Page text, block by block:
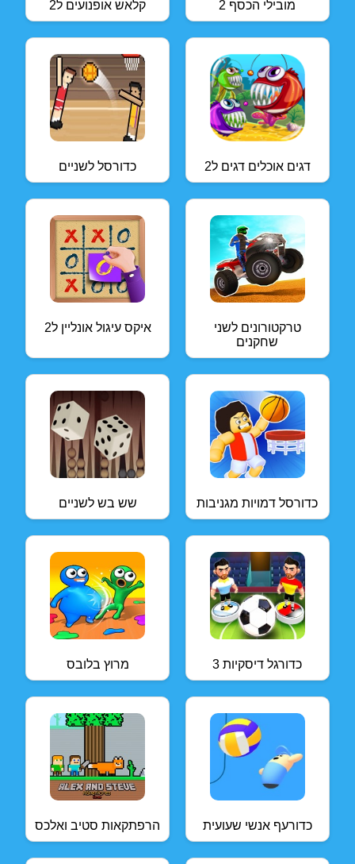
קלאש אופנועים ל2 מובילי הכסף 2
כדורסל לשניים דגים אוכלים דגים ל2
איקס עיגול אונליין ל2
טרקטורונים לשני
שחקנים
שש בש לשניים כדורסל דמויות מגניבות
מרוץ בלובס כדורגל דיסקיות 3
הרפתקאות סטיב ואלכס כדורעף אנשי שעועית